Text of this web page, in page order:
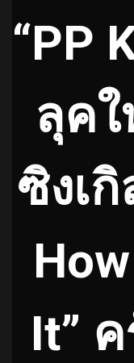
“PP
ลุค
ซิงเกิ
It”